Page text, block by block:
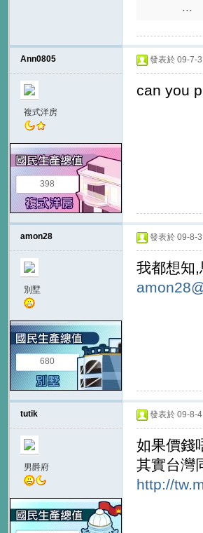
...
Ann0805
複式洋房
398
發表於 09-7-
can you
amon28
別墅
680
發表於 09-8-
我都想知
tutik
男爵府
發表於 09-8-
如果價錢
其實台灣
http://